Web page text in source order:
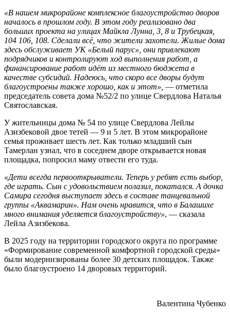
«В нашем микрорайоне комплексное благоустройство дворов
началось в прошлом году. В этом году реализовано два
больших проекта на улицах Майкла Лунна, 3, 8 и Трубецкая,
104 106, 108. Сделали всё, что жители захотели. Жилые дома
здесь обслуживает УК «Белый парус», они привлекают
подрядчиков и контролируют ход выполнения работ, а
финансирование работ идёт из местного бюджета в
качестве субсидий. Надеюсь, что скоро все дворы будут
благоустроены также хорошо, как и этот», — отметила
председатель совета дома №52/2 по улице Свердлова Наталья
Святославская.
У жительницы дома № 54 по улице Свердлова Лейлы
Азизбековой двое тетей — 9 и 5 лет. В этом микрорайоне
семья проживает шесть лет. Как только младший сын
Тамерлан узнал, что в соседнем дворе открывается новая
площадка, попросил маму отвести его туда.
«Дети всегда первооткрыватели. Теперь у ребят есть выбор,
где играть. Сын с удовольствием полазил, покатался. А дочка
Самира сегодня выступает здесь в составе танцевальной
группы «Аквамарин». Нам очень нравится, что в Балашихе
много внимания уделяется благоустройству», — сказала
Лейла Азизбекова.
В 2025 году на территории городского округа по программе
«Формирование современной комфортной городской среды»
были модернизированы более 30 детских площадок. Также
было благоустроено 14 дворовых территорий.
Валентина Чубенко